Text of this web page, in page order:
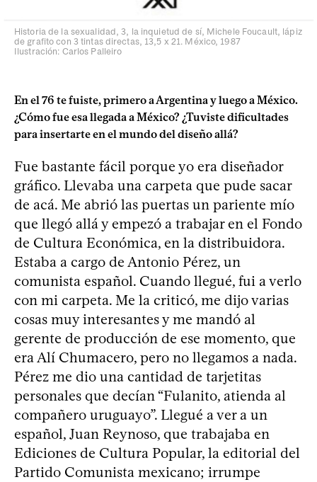
Historia de la sexualidad, 3, la inquietud de sí, Michele Foucault, lápiz
de grafito con 3 tintas directas, 13,5 x 21. México, 1987
Ilustración: Carlos Palleiro
En el 76 te fuiste, primero a Argentina y luego a México.
¿Cómo fue esa llegada a México? ¿Tuviste dificultades
para insertarte en el mundo del diseño allá?
Fue bastante fácil porque yo era diseñador
gráfico. Llevaba una carpeta que pude sacar
de acá. Me abrió las puertas un pariente mío
que llegó allá y empezó a trabajar en el Fondo
de Cultura Económica, en la distribuidora.
Estaba a cargo de Antonio Pérez, un
comunista español. Cuando llegué, fui a verlo
con mi carpeta. Me la criticó, me dijo varias
cosas muy interesantes y me mandó al
gerente de producción de ese momento, que
era Alí Chumacero, pero no llegamos a nada.
Pérez me dio una cantidad de tarjetitas
personales que decían “Fulanito, atienda al
compañero uruguayo”. Llegué a ver a un
español, Juan Reynoso, que trabajaba en
Ediciones de Cultura Popular, la editorial del
Partido Comunista mexicano; irrumpe